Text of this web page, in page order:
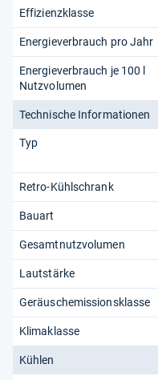
Effizienzklasse
Energieverbrauch pro Jahr
Energieverbrauch je 100 l
Nutzvolumen
Technische Informationen
Typ
Retro-Kühlschrank
Bauart
Gesamtnutzvolumen
Lautstärke
Geräuschemissionsklasse
Klimaklasse
Kühlen